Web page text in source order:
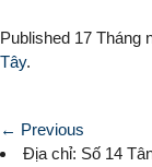
Published 17 Tháng
Tây.
← Previous
Địa chỉ: Số 14